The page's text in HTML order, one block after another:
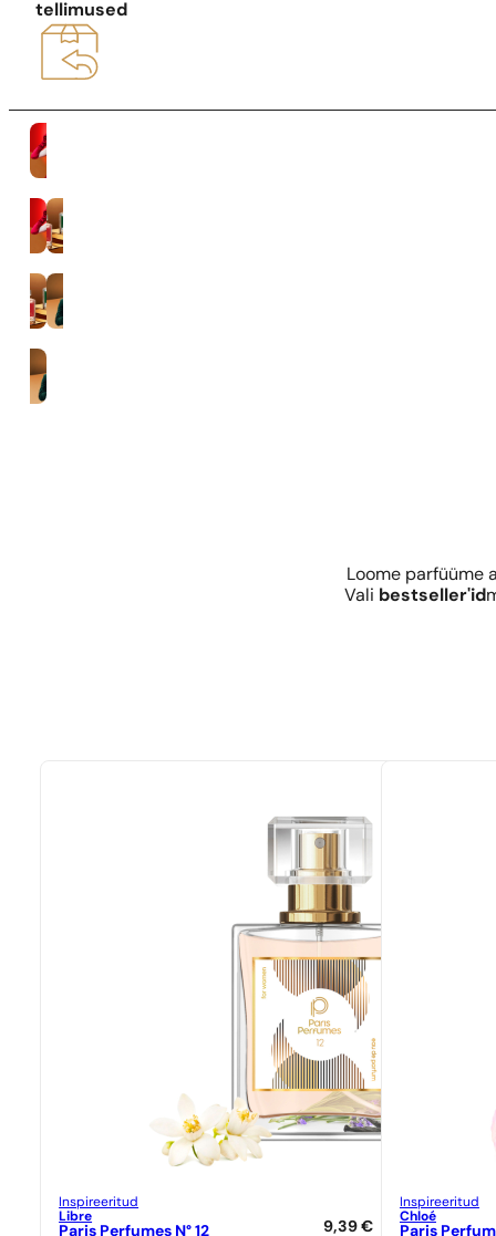
tellimused
Naised
35% lõhnaaine kontsentratsioon
Mehed
Loome parfüüme
Vali bestseller'id
Inspireeritud
Libre
Paris Perfumes N° 12 9,39€
Inspireeritud
Chloé
Paris